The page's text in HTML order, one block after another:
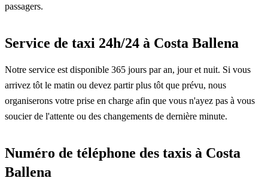
passagers.
Service de taxi 24h/24 à Costa Ballena
Notre service est disponible 365 jours par an, jour et nuit. Si vous
arrivez tôt le matin ou devez partir plus tôt que prévu, nous
organiserons votre prise en charge afin que vous n'ayez pas à vous
soucier de l'attente ou des changements de dernière minute.
Numéro de téléphone des taxis à Costa
Ballena